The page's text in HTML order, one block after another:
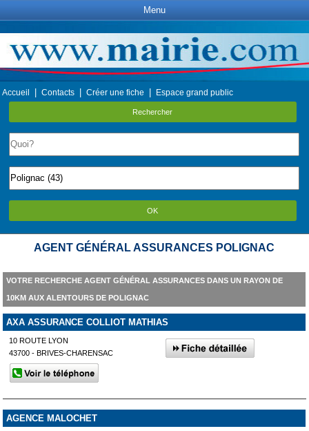
Menu
Accueil Contacts Créer une fiche Espace grand public
Rechercher
OK
AGENT GÉNÉRAL ASSURANCES POLIGNAC
VOTRE RECHERCHE AGENT GÉNÉRAL ASSURANCES DANS UN RAYON DE
10KM AUX ALENTOURS DE POLIGNAC
AXA ASSURANCE COLLIOT MATHIAS
10 ROUTE LYON
43700 - BRIVES-CHARENSAC
AGENCE MALOCHET